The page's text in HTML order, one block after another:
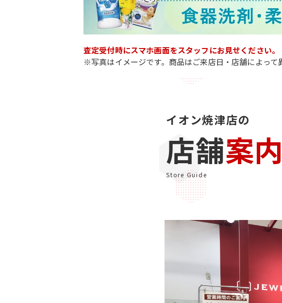
査定受付時にスマホ画面をスタッフにお見せください。
※写真はイメージです。商品はご来店日・店舗によって
イオン焼津店の
店舗案内
Store Guide